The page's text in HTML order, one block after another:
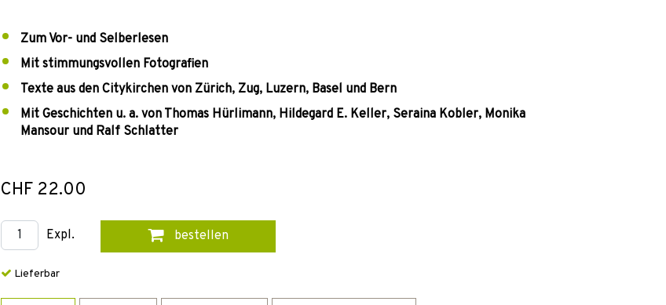
Zum Vor- und Selberlesen
Mit stimmungsvollen Fotografien
Texte aus den Citykirchen von Zürich, Zug, Luzern, Basel und Bern
Mit Geschichten u. a. von Thomas Hürlimann, Hildegard E. Keller, Seraina Kobler, Monika
Mansour und Ralf Schlatter
CHF 22.00
Expl. bestellen
Lieferbar